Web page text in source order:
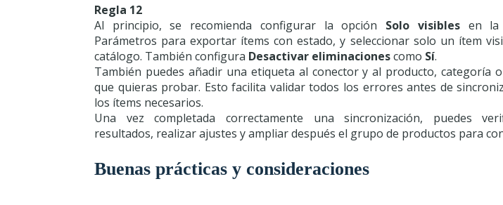
Regla 12
Al principio, se recomienda configurar la opción Solo visiblesen la
Parámetros para exportar ítems con estado, y seleccionar solo un ítem
catálogo. También configura Desactivar eliminacionescomo Sí.
También puedes añadir una etiqueta al conector y al producto, categoría
que quieras probar. Esto facilita validar todos los errores antes de
los ítems necesarios.
Una vez completada correctamente una sincronización, puedes
resultados, realizar ajustes y ampliar después el grupo de productos para
Buenas prácticas y consideraciones